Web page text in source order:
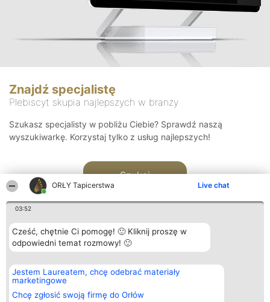
ORŁY Tapicerstwa Live chat
03:52
Cześć, chętnie Ci pomogę! 🙂 Kliknij proszę w
odpowiedni temat rozmowy! 🙂
Jestem Laureatem, chcę odebrać materiały
marketingowe
Chcę zgłosić swoją firmę do Orłów
Znajdź specjalistę
Plebiscyt skupia najlepszych w branży
Szukasz specjalisty w pobliżu Ciebie? Sprawdź naszą
wyszukiwarkę. Korzystaj tylko z usług najlepszych!
Szukaj
Organizator plebiscytu
Bright Side Solutions sp. z o.
o. sp. k.
ul. Ruska 22
Wrocław 50-079
Plebiscyt
Laureaci
wszystkich
Laureatów
Kontakt
Kontakt